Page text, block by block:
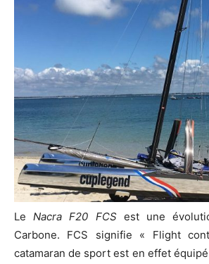
LeNacra F20 FCSest une
Carbone. FCS signifie « Flight
catamaran de sport est en effet